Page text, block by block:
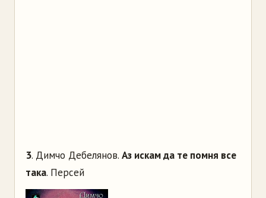
3. Димчо Дебелянов. Аз искам да те помня все
така. Персей